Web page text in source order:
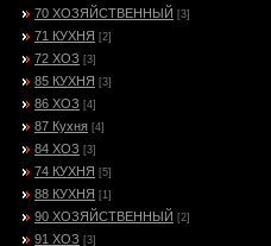
70 ХОЗЯЙСТВЕННЫЙ [3]
71 КУХНЯ [2]
72 ХОЗ [3]
85 КУХНЯ [3]
86 ХОЗ [4]
87 Кухня [4]
84 ХОЗ [3]
74 КУХНЯ [5]
88 КУХНЯ [1]
90 ХОЗЯЙСТВЕННЫЙ [2]
91 ХОЗ [3]